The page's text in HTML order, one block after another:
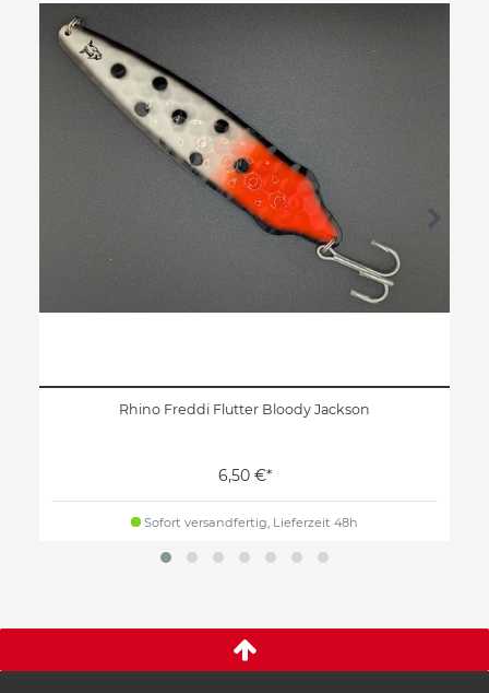
Rhino Freddi Flutter Bloody Jackson
6,50 €*
Sofort versandfertig, Lieferzeit 48h